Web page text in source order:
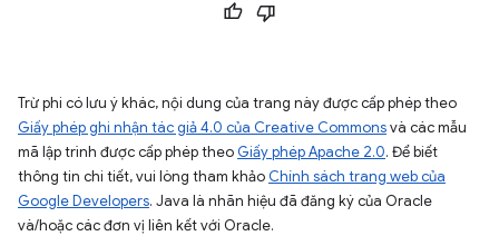
Trừ phi có lưu ý khác, nội dung của trang này được cấp phép theo
Giấy phép ghi nhận tác giả 4.0 của Creative Commonsvà các mẫu
mã lập trình được cấp phép theo Giấy phép Apache 2.0. Để biết
thông tin chi tiết, vui lòng tham khảo Chính sách trang web của
Google Developers. Java là nhãn hiệu đã đăng ký của Oracle
và/hoặc các đơn vị liên kết với Oracle.